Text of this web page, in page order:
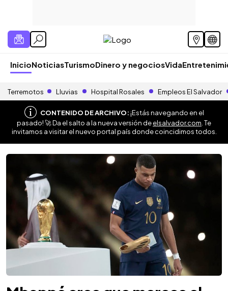
InicioNoticiasTurismoDinero y negociosVida
Terremotos Lluvias Hospital Rosales Empleos El Salvador
CONTENIDO DE ARCHIVO:¡Estás navegando en el
pasado! 🚀 Da el salto a la nueva versión deelsalvador.com . Te
invitamos a visitar el nuevo portal país donde coincidimos todos.